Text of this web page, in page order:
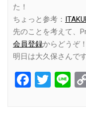
た！
ちょっと参考：
先のことを考えて、
会員登録からどうぞ！
明日は大久保さんで